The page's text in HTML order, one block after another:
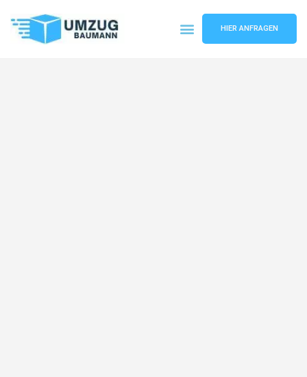
HIER ANFRAGEN